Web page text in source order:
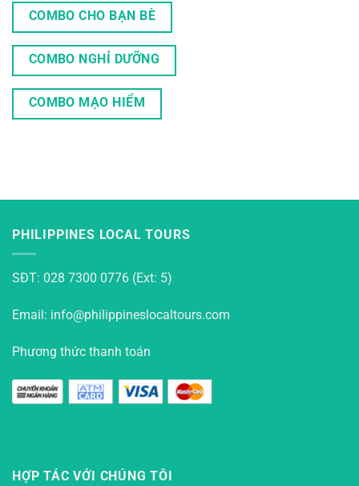
COMBO CHO BẠN BÈ
COMBO NGHỈ DƯỠNG
COMBO MẠO HIỂM
PHILIPPINES LOCAL TOURS
SĐT: 028 7300 0776 (Ext: 5)
Email: info@philippineslocaltours.com
Phương thức thanh toán
HỢP TÁC VỚI CHÚNG TÔI